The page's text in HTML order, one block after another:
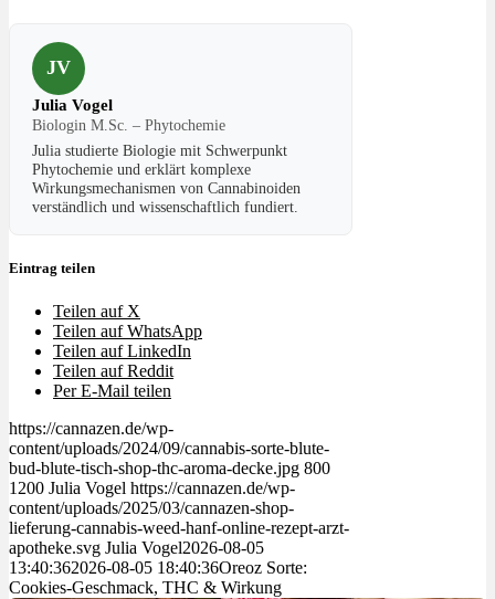
JV
Julia Vogel
Biologin M.Sc. – Phytochemie
Julia studierte Biologie mit Schwerpunkt
Phytochemie und erklärt komplexe
Wirkungsmechanismen von Cannabinoiden
verständlich und wissenschaftlich fundiert.
Eintrag teilen
Teilen auf X
Teilen auf WhatsApp
Teilen auf LinkedIn
Teilen auf Reddit
Per E-Mail teilen
https://cannazen.de/wp-
content/uploads/2024/09/cannabis-sorte-blute-
bud-blute-tisch-shop-thc-aroma-decke.jpg 800
1200 Julia Vogel https://cannazen.de/wp-
content/uploads/2025/03/cannazen-shop-
lieferung-cannabis-weed-hanf-online-rezept-arzt-
apotheke.svg Julia Vogel2026-08-05
13:40:362026-08-05 18:40:36Oreoz Sorte:
Cookies-Geschmack, THC & Wirkung